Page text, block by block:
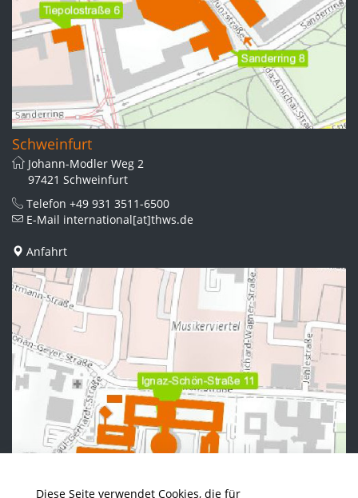
Diese Seite verwendet Cookies, die für
Schweinfurt
Johann-Modler Weg 2
97421 Schweinfurt
Telefon +49 931 3511-6500
E-Mail international[at]thws.de
Anfahrt